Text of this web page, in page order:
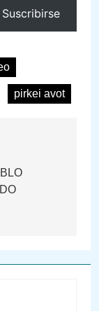
Suscribirse
pirkei avot